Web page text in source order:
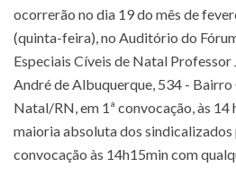
ocorrerão no dia 19 do mês de
(quinta-feira), no Auditório do
Especiais Cíveis de Natal Professor
André de Albuquerque, 534 -
Natal/RN, em 1ª convocação, às 14
maioria absoluta dos sindicalizados
convocação às 14h15min com